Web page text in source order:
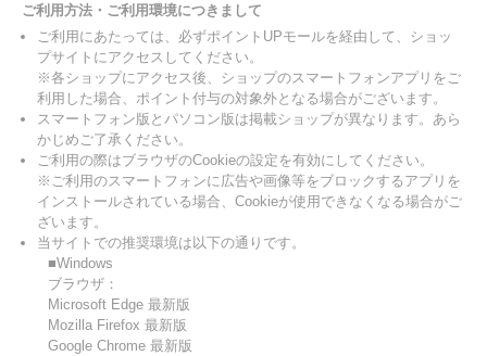
ご利用方法・ご利用環境につきまして
ご利用にあたっては、必ずポイントUPモールを経由して、ショッ
プサイトにアクセスしてください。
※各ショップにアクセス後、ショップのスマートフォンアプリをご
利用した場合、ポイント付与の対象外となる場合がございます。
スマートフォン版とパソコン版は掲載ショップが異なります。あら
かじめご了承ください。
ご利用の際はブラウザのCookieの設定を有効にしてください。
※ご利用のスマートフォンに広告や画像等をブロックするアプリを
インストールされている場合、Cookieが使用できなくなる場合がご
ざいます。
当サイトでの推奨環境は以下の通りです。
■Windows
ブラウザ：
Microsoft Edge 最新版
Mozilla Firefox 最新版
Google Chrome 最新版